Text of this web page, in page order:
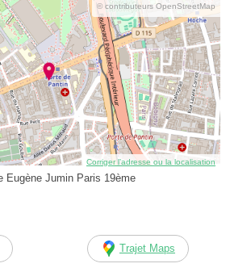
© contributeurs OpenStreetMap
Corriger l’adresse ou la localisation
Eugène Jumin Paris 19ème
Trajet Maps